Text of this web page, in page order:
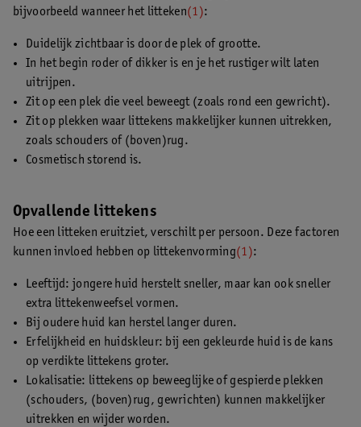
bijvoorbeeld wanneer het litteken(1):
Duidelijk zichtbaar is door de plek of grootte.
In het begin roder of dikker is en je het rustiger wilt laten
uitrijpen.
Zit op een plek die veel beweegt (zoals rond een gewricht).
Zit op plekken waar littekens makkelijker kunnen uitrekken,
zoals schouders of (boven)rug.
Cosmetisch storend is.
Opvallende littekens
Hoe een litteken eruitziet, verschilt per persoon. Deze factoren
kunnen invloed hebben op littekenvorming(1):
Leeftijd: jongere huid herstelt sneller, maar kan ook sneller
extra littekenweefsel vormen.
Bij oudere huid kan herstel langer duren.
Erfelijkheid en huidskleur: bij een gekleurde huid is de kans
op verdikte littekens groter.
Lokalisatie: littekens op beweeglijke of gespierde plekken
(schouders, (boven)rug, gewrichten) kunnen makkelijker
uitrekken en wijder worden.